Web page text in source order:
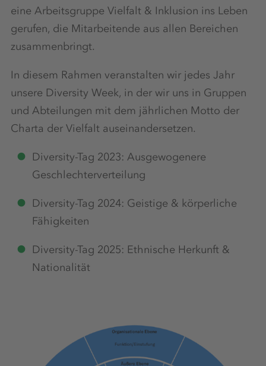
eine Arbeitsgruppe Vielfalt & Inklusion ins Leben
gerufen, die Mitarbeitende aus allen Bereichen
zusammenbringt.
In diesem Rahmen veranstalten wir jedes Jahr
unsere Diversity Week, in der wir uns in Gruppen
und Abteilungen mit dem jährlichen Motto der
Charta der Vielfalt auseinandersetzen.
Diversity-Tag 2023: Ausgewogenere
Geschlechterverteilung
Diversity-Tag 2024: Geistige & körperliche
Fähigkeiten
Diversity-Tag 2025: Ethnische Herkunft &
Nationalität